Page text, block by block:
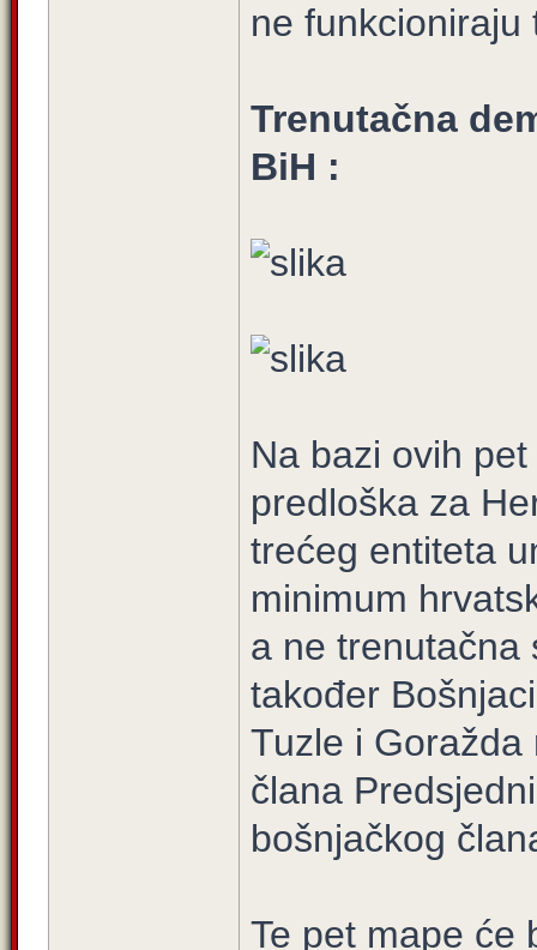
ne
Trenutačna
BiH :
Na bazi ovih
predloška za
trećeg entiteta
minimum
a ne trenutačna
također
Tuzle i
člana
bošnjačkog
Te pet mape će